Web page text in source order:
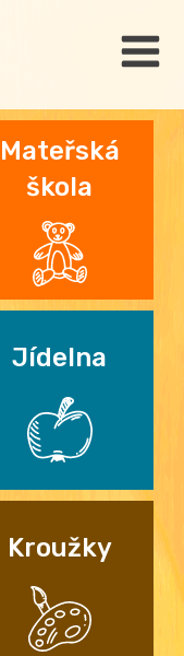
Mateřská
škola
Jídelna
Kroužky